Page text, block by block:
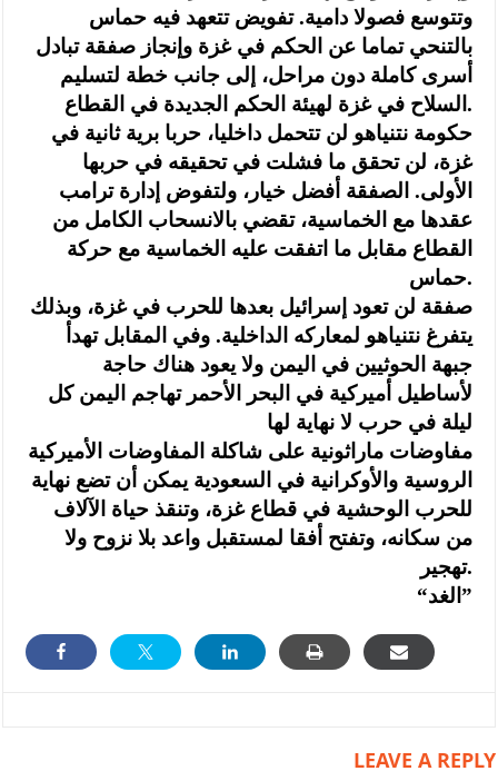
وتتوسع فصولا دامية. تفويض تتعهد فيه حماس
بالتنحي تماما عن الحكم في غزة وإنجاز صفقة تبادل
أسرى كاملة دون مراحل، إلى جانب خطة لتسليم
السلاح في غزة لهيئة الحكم الجديدة في القطاع.
حكومة نتنياهو لن تتحمل داخليا، حربا برية ثانية في
غزة، لن تحقق ما فشلت في تحقيقه في حربها
الأولى. الصفقة أفضل خيار، ولتفوض إدارة ترامب
عقدها مع الخماسية، تقضي بالانسحاب الكامل من
القطاع مقابل ما اتفقت عليه الخماسية مع حركة
حماس.
صفقة لن تعود إسرائيل بعدها للحرب في غزة، وبذلك
يتفرغ نتنياهو لمعاركه الداخلية. وفي المقابل تهدأ
جبهة الحوثيين في اليمن ولا يعود هناك حاجة
لأساطيل أميركية في البحر الأحمر تهاجم اليمن كل
ليلة في حرب لا نهاية لها
مفاوضات ماراثونية على شاكلة المفاوضات الأميركية
الروسية والأوكرانية في السعودية يمكن أن تضع نهاية
للحرب الوحشية في قطاع غزة، وتنقذ حياة الآلاف
من سكانه، وتفتح أفقا لمستقبل واعد بلا نزوح ولا
تهجير.
“الغد”
LEAVE A REPLY